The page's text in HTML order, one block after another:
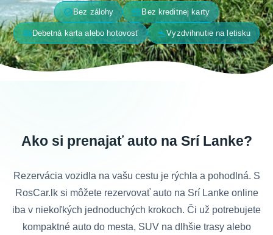
verifiedBez zálohy credit_card_off Bez kreditnej karty
paymentsDebetná karta alebo hotovosť flight_landVyzdvihnutie na letisku
Ako si prenajať auto na Srí Lanke?
Rezervácia vozidla na vašu cestu je rýchla a pohodlná. S
RosCar.lk si môžete rezervovať auto na Srí Lanke online
iba v niekoľkých jednoduchých krokoch. Či už potrebujete
kompaktné auto do mesta, SUV na dlhšie trasy alebo